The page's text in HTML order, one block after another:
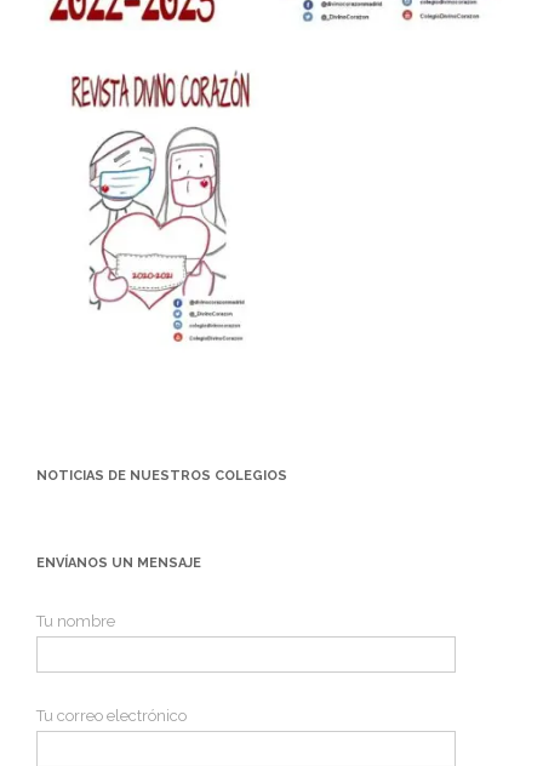
NOTICIAS DE NUESTROS COLEGIOS
ENVÍANOS UN MENSAJE
Tu nombre
Tu correo electrónico